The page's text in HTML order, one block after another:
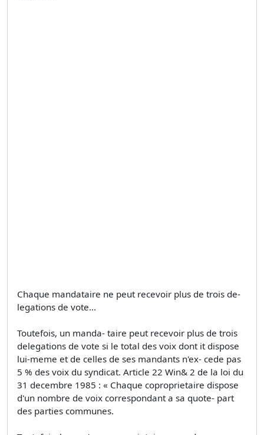
Chaque mandataire ne peut recevoir plus de trois de-
legations de vote...
Toutefois, un manda- taire peut recevoir plus de trois
delegations de vote si le total des voix dont it dispose
lui-meme et de celles de ses mandants n'ex- cede pas
5 % des voix du syndicat. Article 22 Win& 2 de la loi du
31 decembre 1985 : « Chaque coproprietaire dispose
d'un nombre de voix correspondant a sa quote- part
des parties communes.